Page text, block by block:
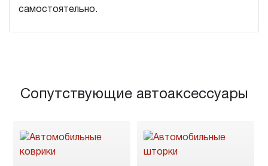
самостоятельно.
Сопутствующие автоаксессуары